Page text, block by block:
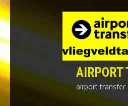
Skip
to
content
AIRPORT
airport transfer